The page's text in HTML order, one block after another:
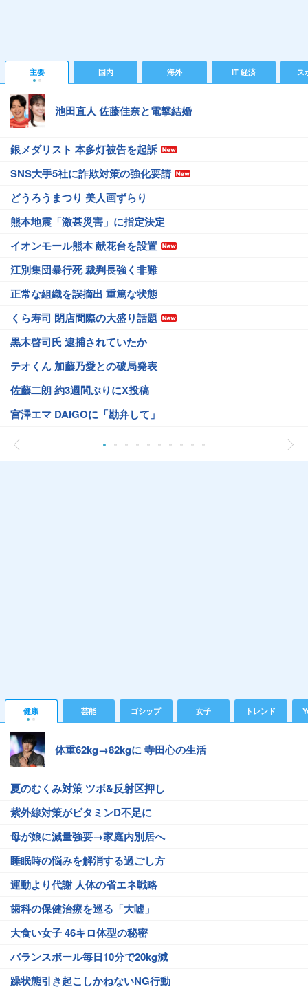
主要 国内 海外 IT 経済 ス
池田直人 佐藤佳奈と電撃結婚
銀メダリスト 本多灯被告を起訴
SNS大手5社に詐欺対策の強化要請
どうろうまつり 美人画ずらり
熊本地震「激甚災害」に指定決定
イオンモール熊本 献花台を設置
江別集団暴行死 裁判長強く非難
正常な組織を誤摘出 重篤な状態
くら寿司 閉店間際の大盛り話題
黒木啓司氏 逮捕されていたか
テオくん 加藤乃愛との破局発表
佐藤二朗 約3週間ぶりにX投稿
宮澤エマ DAIGOに「勘弁して」
健康 芸能 ゴシップ 女子 トレンド
体重62kg→82kgに 寺田心の生活
夏のむくみ対策 ツボ&反射区押し
紫外線対策がビタミンD不足に
母が娘に減量強要→家庭内別居へ
睡眠時の悩みを解消する過ごし方
運動より代謝 人体の省エネ戦略
歯科の保健治療を巡る「大嘘」
大食い女子 46キロ体型の秘密
バランスボール毎日10分で20kg減
躁状態引き起こしかねないNG行動